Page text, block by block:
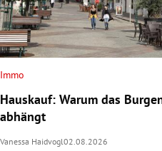
Immo
Hauskauf: Warum das
abhängt
Vanessa Haidvogl02.08.2026